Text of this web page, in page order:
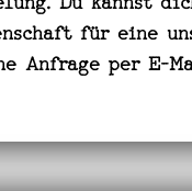
für eine
Anfrage per E-